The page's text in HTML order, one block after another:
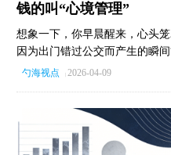
钱的叫“心境管理”
想象一下，你早晨醒来，心头
因为出门错过公交而产生的瞬
整天、为所有决定铺上底色的“
渴望的，是一把能在阴雨天撑
为了“调整状态”而花钱犒劳自
勺海视点 2026-04-09